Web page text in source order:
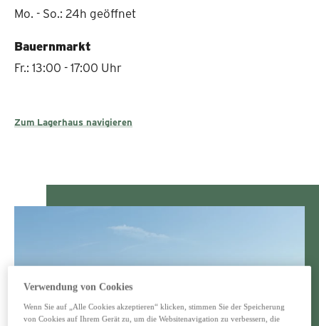
Mo. - So.: 24h geöffnet
Bauernmarkt
Fr.: 13:00 - 17:00 Uhr
Zum Lagerhaus navigieren
Verwendung von Cookies
Wenn Sie auf „Alle Cookies akzeptieren“ klicken, stimmen Sie der Speicherung
von Cookies auf Ihrem Gerät zu, um die Websitenavigation zu verbessern, die